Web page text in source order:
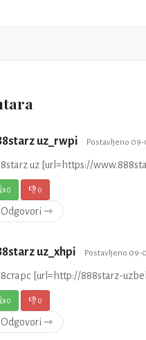
uz_rwpi Postavljeno
uz [url=https://
0 👎0
Odgovori ⇾
uz_xhpi Postavljeno 09-
[url=http://888starz-
0 👎0
Odgovori ⇾